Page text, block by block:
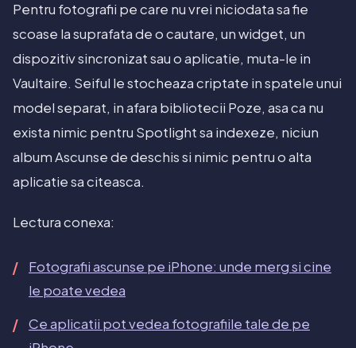
Pentru fotografii pe care nu vrei niciodata sa fie
scoase la suprafata de o cautare, un widget, un
dispozitiv sincronizat sau o aplicatie, muta-le in
Vaultaire. Seiful le stocheaza criptate in spatele unui
model separat, in afara bibliotecii Poze, asa ca nu
exista nimic pentru Spotlight sa indexeze, niciun
album Ascunse de deschis si nimic pentru o alta
aplicatie sa citeasca.
Lectura conexa:
Fotografii ascunse pe iPhone: unde merg si cine
le poate vedea
Ce aplicatii pot vedea fotografiile tale de pe